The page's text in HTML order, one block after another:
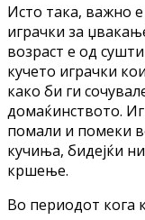
Исто така, важно
играчки за
возраст е од
кучето играчки
како би ги
домаќинството.
помали и помеки
кучиња, бидејќи
кршење.
Во периодот кога